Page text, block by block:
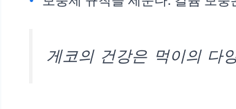
게코의 건강은 먹이의 다